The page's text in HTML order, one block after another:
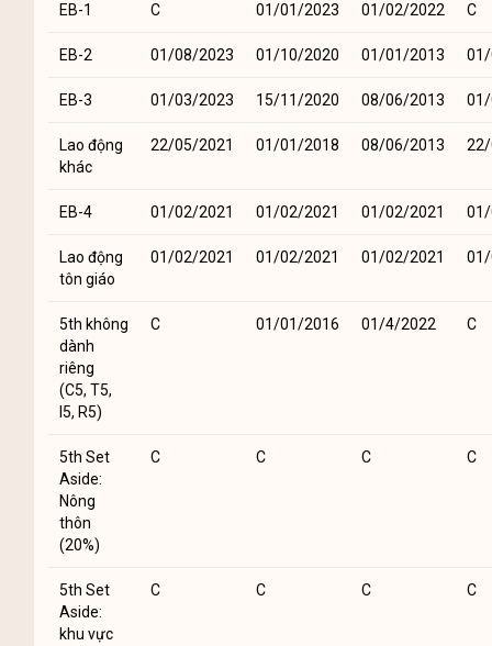
EB-1 C 01/01/2023 01/02/2022 C
EB-2 01/08/2023 01/10/2020 01/01/2013
EB-3 01/03/2023 15/11/2020 08/06/2013
Lao động
khác
22/05/2021 01/01/2018 08/06/2013
EB-4 01/02/2021 01/02/2021 01/02/2021
Lao động
tôn giáo
01/02/2021 01/02/2021 01/02/2021
5th không
dành
riêng
(C5, T5,
I5, R5)
C 01/01/2016 01/4/2022 C
5th Set
Aside:
Nông
thôn
(20%)
C C C C
5th Set
Aside:
khu vực
C C C C